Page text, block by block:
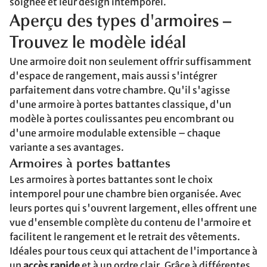
Aperçu des types d'armoires –
Trouvez le modèle idéal
Une armoire doit non seulement offrir suffisamment
d'espace de rangement, mais aussi s'intégrer
parfaitement dans votre chambre. Qu'il s'agisse
d'une armoire à portes battantes classique, d'un
modèle à portes coulissantes peu encombrant ou
d'une armoire modulable extensible – chaque
variante a ses avantages.
Armoires à portes battantes
Les armoires à portes battantes sont le choix
intemporel pour une chambre bien organisée. Avec
leurs portes qui s'ouvrent largement, elles offrent une
vue d'ensemble complète du contenu de l'armoire et
facilitent le rangement et le retrait des vêtements.
Idéales pour tous ceux qui attachent de l'importance à